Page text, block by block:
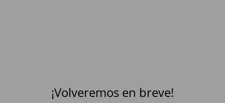
¡Volveremos en breve!